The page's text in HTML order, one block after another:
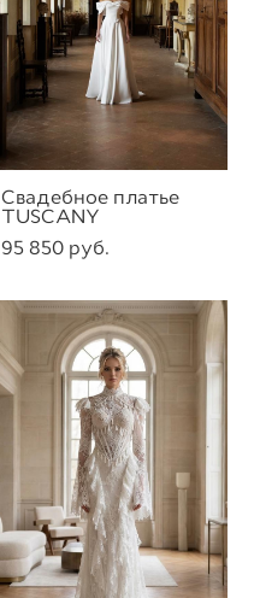
Свадебное платье
TUSCANY
95 850 pуб.